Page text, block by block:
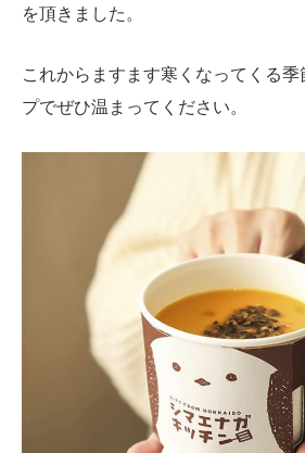
を頂きました。
これからますます寒くなってくる
プでぜひ温まってください。